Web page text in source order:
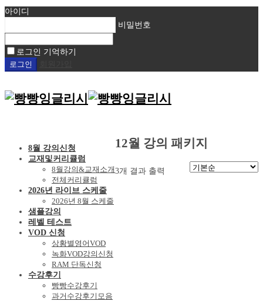
아이디
비밀번호
로그인 기억하기
8월 강의신청
교재및커리큘럼
8월강의&교재소개
전체커리큘럼
2026년 라이브 스케줄
2026년 8월 스케줄
샘플강의
레벨 테스트
VOD 신청
상황별영어VOD
녹화VOD강의신청
RAM 단독신청
수강후기
빵빵수강후기
과거수강후기모음
12월 강의 패키지
3개 결과 출력